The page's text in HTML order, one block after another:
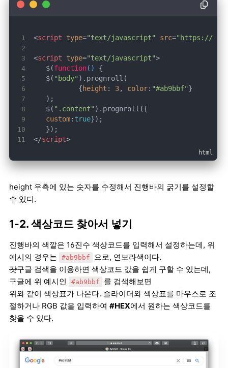
<script type="text/javascript" src="https://
<script type="text/javascript">
	$(
function( )
	$(
"body"
		{
height : 3, color: "#ab9bbf"
	$(
".content"
custom: true
</script>
height 우측에 있는 숫자를 수정해서 진행바의 굵기를 설정할
수 있디.
1-2. 색상코드 찾아서 넣기
진행바의 색깔은 16진수 색상코드를 입력해서 설정하는데, 위
예시의 경우는
#ab9bbf
으로, 연보라색이다.
갓구글 검색을 이용하면 색상코드 값을 쉽게 구할 수 있는데,
구글에 위 예시인
#ab9bbf
를 검색해보면
위와 같이 색상표가 나온다. 슬라이더와 색상표를 마우스로 조
절하거나 RGB 값을 입력하여 #HEX에서 원하는 색상코드를
찾을 수 있다.